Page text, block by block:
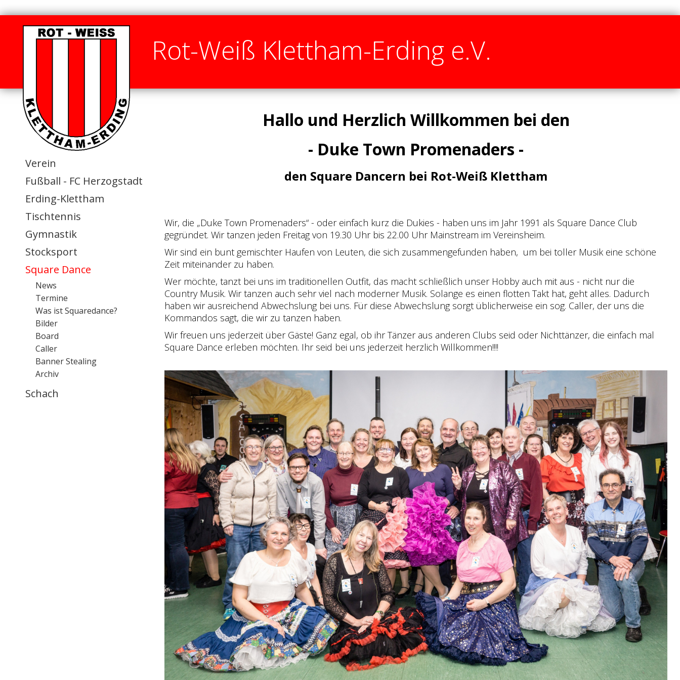
Rot-Weiß Klettham-Erding e.V.
Hallo und Herzlich Willkommen bei den
- Duke Town Promenaders -
den Square Dancern bei Rot-Weiß Klettham
Wir, die „Duke Town Promenaders“ - oder einfach kurz die Dukies - haben uns im Jahr 1991 als Square Dance Club
gegründet. Wir tanzen jeden Freitag von 19.30 Uhr bis 22.00 Uhr Mainstream im Vereinsheim.
Wir sind ein bunt gemischter Haufen von Leuten, die sich zusammengefunden haben, um bei toller Musik eine schöne
Zeit miteinander zu haben.
Wer möchte, tanzt bei uns im traditionellen Outfit, das macht schließlich unser Hobby auch mit aus - nicht nur die
Country Musik. Wir tanzen auch sehr viel nach moderner Musik. Solange es einen flotten Takt hat, geht alles. Dadurch
haben wir ausreichend Abwechslung bei uns. Für diese Abwechslung sorgt üblicherweise ein sog. Caller, der uns die
Kommandos sagt, die wir zu tanzen haben.
Wir freuen uns jederzeit über Gäste! Ganz egal, ob ihr Tänzer aus anderen Clubs seid oder Nichttänzer, die einfach mal
Square Dance erleben möchten. Ihr seid bei uns jederzeit herzlich Willkommen!!!!
Verein
Fußball - FC Herzogstadt
Erding-Klettham
Tischtennis
Gymnastik
Stocksport
Square Dance
News
Termine
Was ist Squaredance?
Bilder
Board
Caller
Banner Stealing
Archiv
Schach